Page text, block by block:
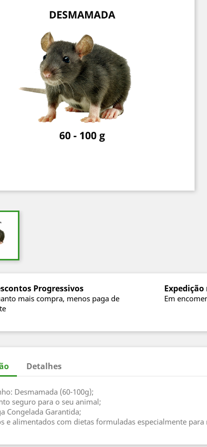
Progressivos
mais compra, menos paga de
Em
Detalhes
Desmamada (60-100g);
seguro para o seu animal;
Congelada Garantida;
e alimentados com dietas formuladas especialmente